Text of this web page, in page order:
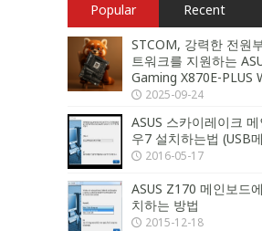
Popular Recent
STCOM, 강력한 전원
트워크를 지원하는
Gaming X870E-PLUS
2025-09-24
ASUS 스카이레이크
우7 설치하는법 (USB
2016-05-17
ASUS Z170 메인보드
치하는 방법
2015-12-18